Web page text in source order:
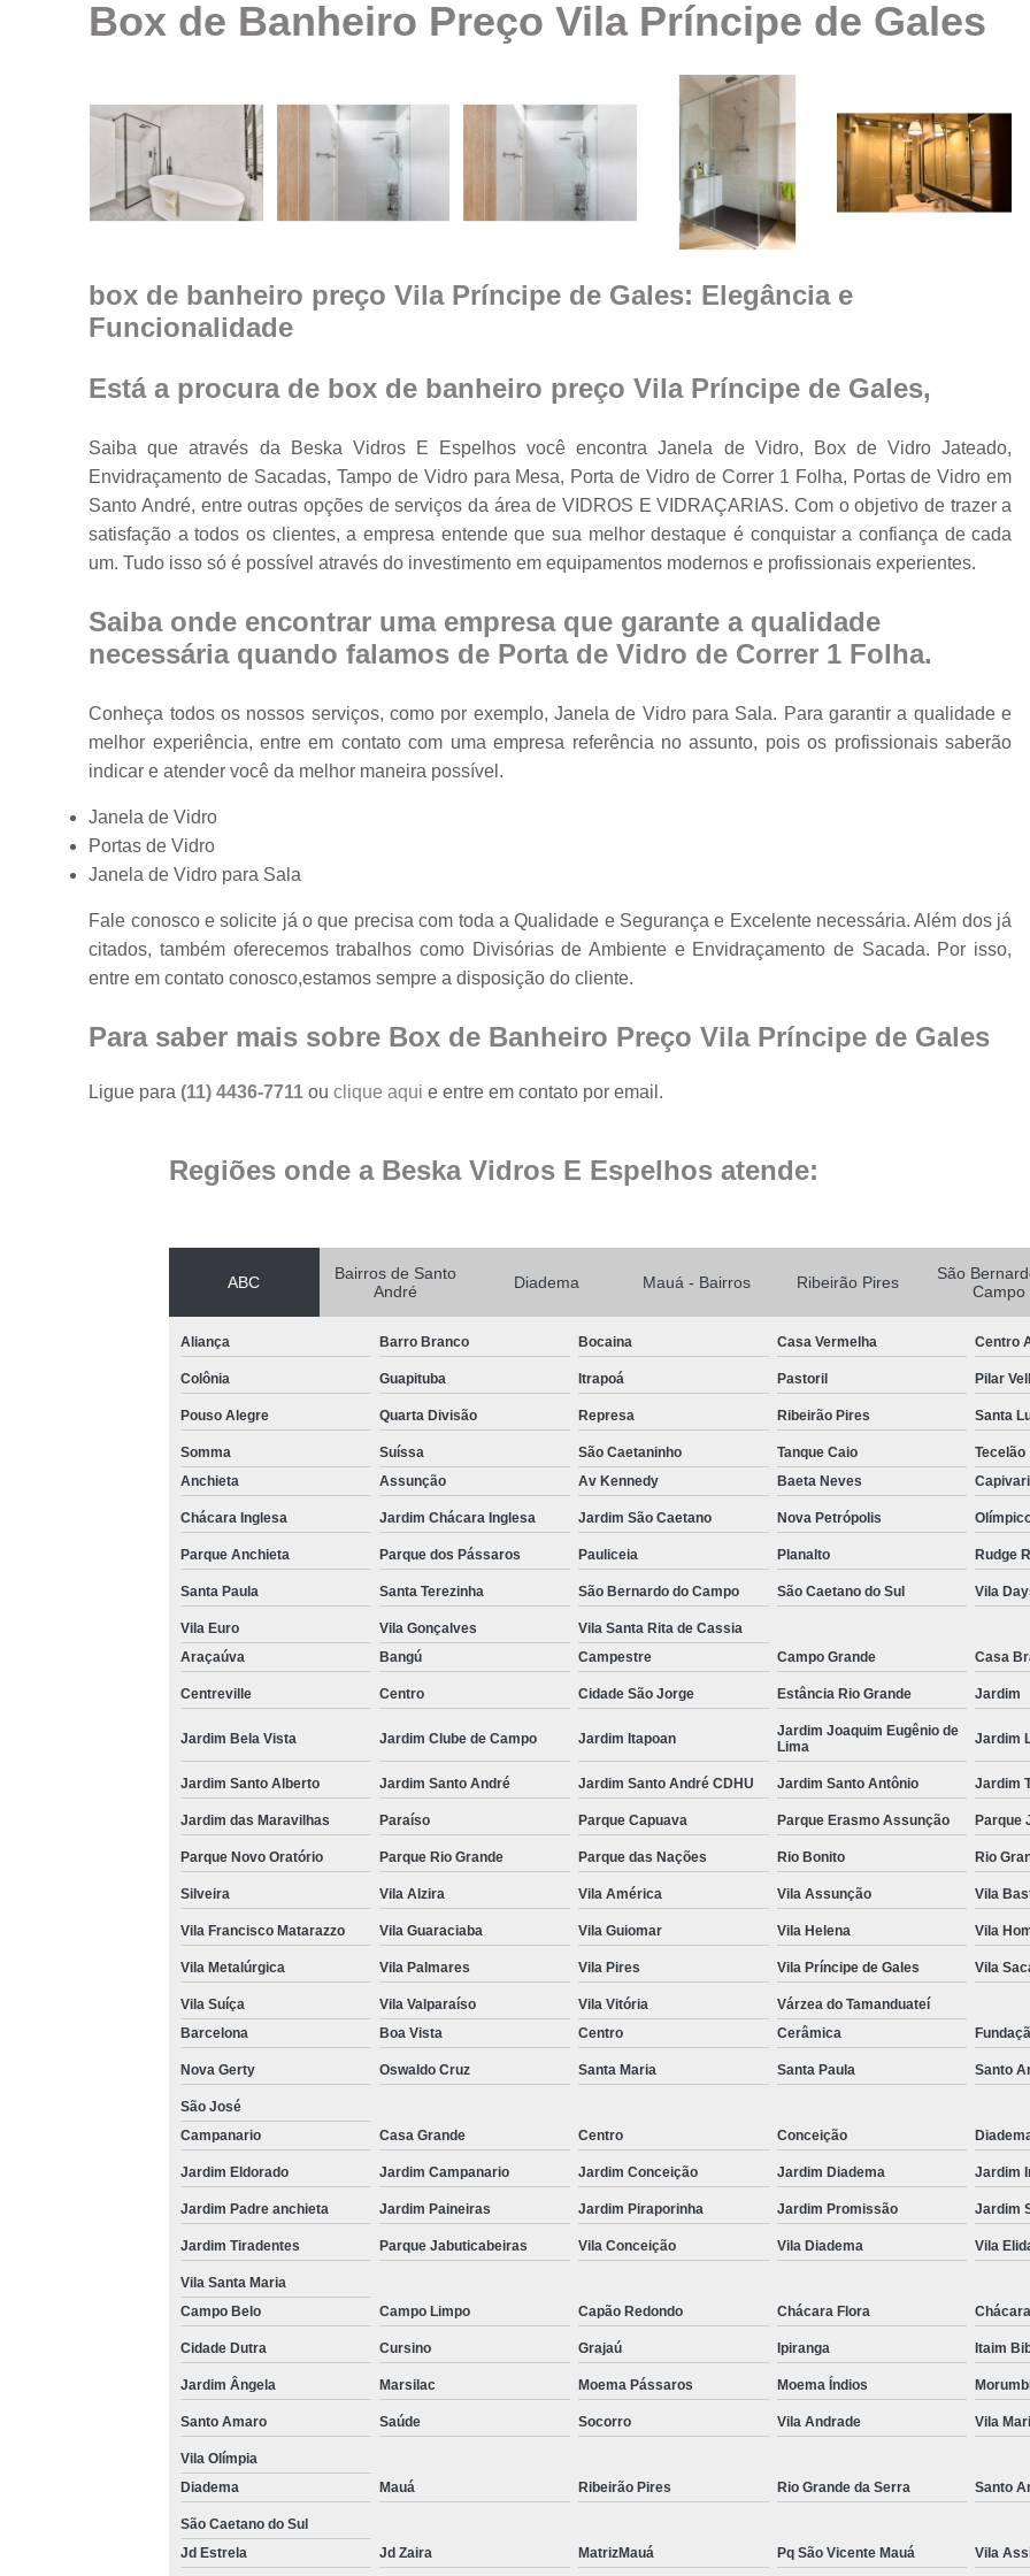
Espelhos em
ambientes
Fechamento de
ambiente com
Guarda corpo
vidro
Janelas em
vidro
Porta feita de
vidro
Portas de vidro
Portas em vidro
Vidros
temperados
Box Vidro
Box
Box
Box de Vidro
Box de Vidro
Box para
Cobertura de
Cobertura de Vidro
Cobertura
Divisória de
Divisória de Vidro
Fechamento de
Fechamento de
Espelho São
Espelho
Espelho de
Espelho
Espelho Moderno
Espelho
Espelho de
Espelho Decorativo
Espelho Grande para
Espelho para
Espelho para
Box de Banheiro Preço Vila Príncipe de Gales
box de banheiro preço Vila Príncipe de Gales: Elegância e
Funcionalidade
Está a procura de box de banheiro preço Vila Príncipe de Gales,
Saiba que através da Beska Vidros E Espelhos você encontra Janela de Vidro, Box de Vidro Jateado,
Envidraçamento de Sacadas, Tampo de Vidro para Mesa, Porta de Vidro de Correr 1 Folha, Portas de Vidro em
Santo André, entre outras opções de serviços da área de VIDROS E VIDRAÇARIAS. Com o objetivo de trazer a
satisfação a todos os clientes, a empresa entende que sua melhor destaque é conquistar a confiança de cada
um. Tudo isso só é possível através do investimento em equipamentos modernos e profissionais experientes.
Saiba onde encontrar uma empresa que garante a qualidade
necessária quando falamos de Porta de Vidro de Correr 1 Folha.
Conheça todos os nossos serviços, como por exemplo, Janela de Vidro para Sala. Para garantir a qualidade e
melhor experiência, entre em contato com uma empresa referência no assunto, pois os profissionais saberão
indicar e atender você da melhor maneira possível.
Janela de Vidro
Portas de Vidro
Janela de Vidro para Sala
Fale conosco e solicite já o que precisa com toda a Qualidade e Segurança e Excelente necessária. Além dos já
citados, também oferecemos trabalhos como Divisórias de Ambiente e Envidraçamento de Sacada. Por isso,
entre em contato conosco,estamos sempre a disposição do cliente.
Para saber mais sobre Box de Banheiro Preço Vila Príncipe de Gales
Ligue para(11) 4436-7711ouclique aqui e entre em contato por email.
Regiões onde a Beska Vidros E Espelhos atende:
ABC
Bairros de Santo
André
Diadema Mauá - Bairros Ribeirão Pires
São
Campo
Aliança Barro Branco Bocaina Casa Vermelha Centro
Colônia Guapituba Itrapoá Pastoril Pilar
Pouso Alegre Quarta Divisão Represa Ribeirão Pires Santa
Somma Suíssa São Caetaninho Tanque Caio
Tecelão
Anchieta
Assunção Av Kennedy Baeta Neves Capivari
Chácara Inglesa Jardim Chácara Inglesa Jardim São Caetano Nova Petrópolis
Parque Anchieta Parque dos Pássaros Pauliceia Planalto Rudge
Santa Paula Santa Terezinha São Bernardo do Campo São Caetano do Sul Vila
Vila Euro Vila Gonçalves
Vila Santa Rita de Cassia
Araçaúva
Bangú Campestre Campo Grande Casa
Centreville Centro Cidade São Jorge Estância Rio Grande Jardim
Jardim Bela Vista Jardim Clube de Campo Jardim Itapoan
Jardim Joaquim Eugênio de
Lima
Jardim
Jardim Santo Alberto Jardim Santo André Jardim Santo André CDHU Jardim Santo Antônio Jardim
Jardim das Maravilhas Paraíso Parque Capuava Parque Erasmo Assunção Parque
Parque Novo Oratório Parque Rio Grande Parque das Nações Rio Bonito Rio
Silveira Vila Alzira Vila América Vila Assunção Vila
Vila Francisco Matarazzo Vila Guaraciaba Vila Guiomar Vila Helena Vila
Vila Metalúrgica Vila Palmares Vila Pires Vila Príncipe de Gales Vila
Vila Suíça Vila Valparaíso Vila Vitória
Várzea do Tamanduateí
Barcelona
Boa Vista Centro Cerâmica
Nova Gerty Oswaldo Cruz Santa Maria Santa Paula Santo
São José
Campanario
Casa Grande Centro Conceição
Jardim Eldorado Jardim Campanario Jardim Conceição Jardim Diadema Jardim
Jardim Padre anchieta Jardim Paineiras Jardim Piraporinha Jardim Promissão Jardim
Jardim Tiradentes Parque Jabuticabeiras Vila Conceição Vila Diadema Vila
Vila Santa Maria
Campo Belo
Campo Limpo Capão Redondo Chácara Flora
Cidade Dutra Cursino Grajaú Ipiranga Itaim
Jardim Ângela Marsilac Moema Pássaros Moema Índios
Santo Amaro Saúde Socorro Vila Andrade Vila
Vila Olímpia
Diadema
Mauá Ribeirão Pires Rio Grande da Serra Santo
São Caetano do Sul
Jd Estrela
Jd Zaira MatrizMauá Pq São Vicente Mauá Vila